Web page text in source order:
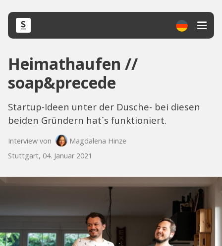
Heimathaufen //
soap&precede
Startup-Ideen unter der Dusche- bei diesen
beiden Gründern hat´s funktioniert.
Interview von
Magdalena Hinze
Stuttgart, 04. Januar 2021